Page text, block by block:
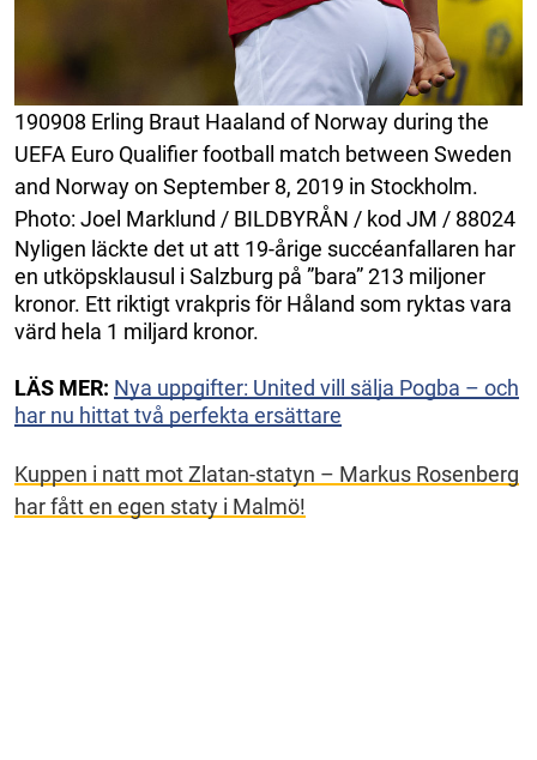
190908 Erling Braut Haaland of Norway during the
UEFA Euro Qualifier football match between Sweden
and Norway on September 8, 2019 in Stockholm.
Photo: Joel Marklund / BILDBYRÅN / kod JM / 88024
Nyligen läckte det ut att 19-årige succéanfallaren har
en utköpsklausul i Salzburg på ”bara” 213 miljoner
kronor. Ett riktigt vrakpris för Håland som ryktas vara
värd hela 1 miljard kronor.
LÄS MER: Nya uppgifter: United vill sälja Pogba – och
har nu hittat två perfekta ersättare
Kuppen i natt mot Zlatan-statyn – Markus Rosenberg
har fått en egen staty i Malmö!